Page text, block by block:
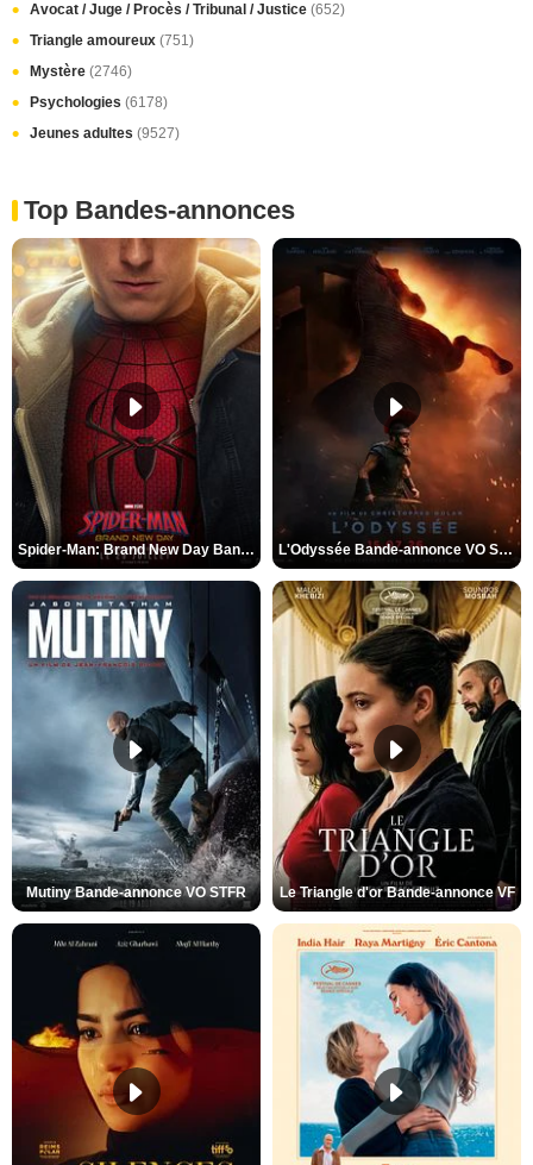
Avocat / Juge / Procès / Tribunal / Justice (652)
Triangle amoureux (751)
Mystère (2746)
Psychologies (6178)
Jeunes adultes (9527)
Top Bandes-annonces
Spider-Man: Brand New Day Bande-annonce VO STFR L'Odyssée Bande-annonce VO STFR
Mutiny Bande-annonce VO STFR Le Triangle d'or Bande-annonce VF